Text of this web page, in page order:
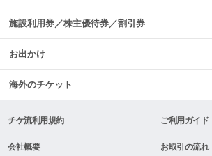
施設利用券／株主優待券／割引券
お出かけ
海外のチケット
チケ流利用規約 ご利用ガイド
会社概要 お取引の流れ